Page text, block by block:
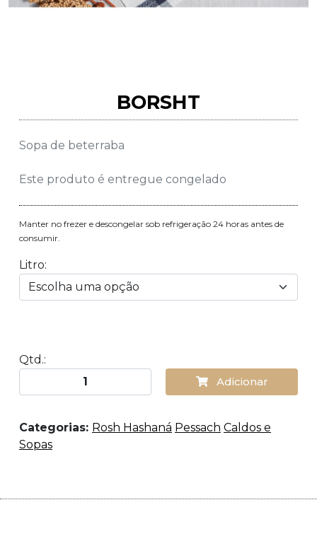
BORSHT
Sopa de beterraba
Este produto é entregue congelado
Manter no frezer e descongelar sob refrigeração 24 horas antes de
consumir.
Litro:
Qtd.:
Adicionar
Categorias: Rosh Hashaná Pessach Caldos e
Sopas